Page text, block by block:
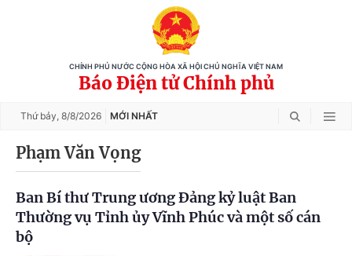
CHÍNH PHỦ NƯỚC CỘNG HÒA XÃ HỘI CHỦ NGHĨA VIỆT NAM
Báo Điện tử Chính phủ
Thứ bảy, 8/8/2026 MỚI NHẤT
Phạm Văn Vọng
Ban Bí thư Trung ương Đảng kỷ luật Ban
Thường vụ Tỉnh ủy Vĩnh Phúc và một số cán
bộ